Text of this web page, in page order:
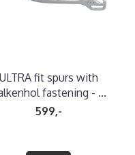
ULTRA fit spurs with
fastening - ...
599,-